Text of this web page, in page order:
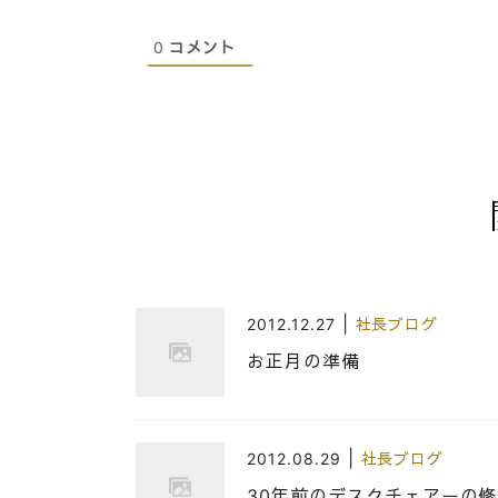
0 コメント
2012.12.27 社長ブログ
お正月の準備
2012.08.29 社長ブログ